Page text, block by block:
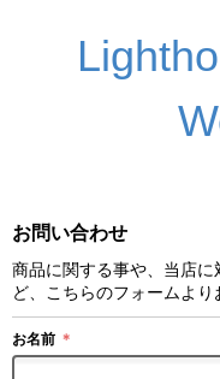
お問い合わせ
商品に関する事や、当店
ど、こちらのフォームより
お名前 ＊